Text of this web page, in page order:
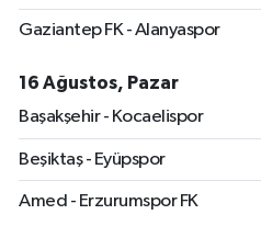
Gaziantep FK - Alanyaspor
16 Ağustos, Pazar
Başakşehir - Kocaelispor
Beşiktaş - Eyüpspor
Amed - Erzurumspor FK